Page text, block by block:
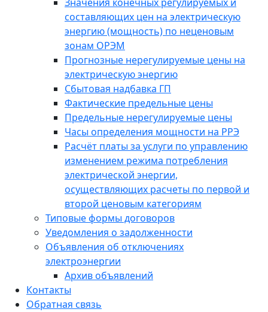
составляющих цен на электрическую
энергию (мощность) по неценовым
зонам ОРЭМ
Прогнозные нерегулируемые цены на
электрическую энергию
Сбытовая надбавка ГП
Фактические предельные цены
Предельные нерегулируемые цены
Часы определения мощности на РРЭ
Расчёт платы за услуги по управлению
изменением режима потребления
электрической энергии,
осуществляющих расчеты по первой и
второй ценовым категориям
Типовые формы договоров
Уведомления о задолженности
Объявления об отключениях
электроэнергии
Архив объявлений
Контакты
Обратная связь